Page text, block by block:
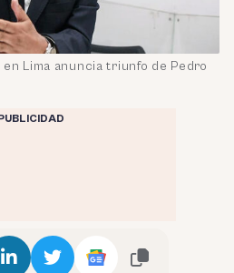
Lima anuncia triunfo de Pedro